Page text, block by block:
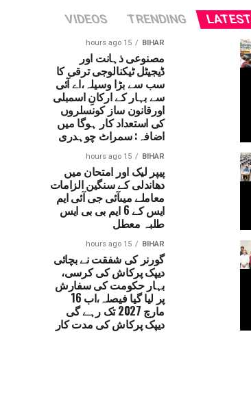
LATEST
TRENDING
VIDEOS
BIHAR
15 hours ago
مصنوعی ذہانت اور
ڈیجیٹل ٹیکنالوجی ترقی کا
سب سے بڑا وسیلہ،اے آئی
سے بہار کے ارکانِ اسمبلی
اورقانون ساز کونسلروں
کی استعداد کار ہوگا میں
اضافہ: سمراٹ چوہدری
BIHAR
15 hours ago
پیپر لیک اور امتحان میں
دھاندلی کے سنگین الزامات
معاملے میںآئی جی آئی ایم
ایس کے 6 ایم بی بی ایس
طلبہ معطل
BIHAR
15 hours ago
گورنر کی شفقت نے بچائی
دیپک پرکاش کی کرسی،
بہار حکومت کی سفارش
پر لیا گیا فیصلہ،اب 16
مارچ 2027 تک رہے گی
دیپک پرکاش کی مدت کار